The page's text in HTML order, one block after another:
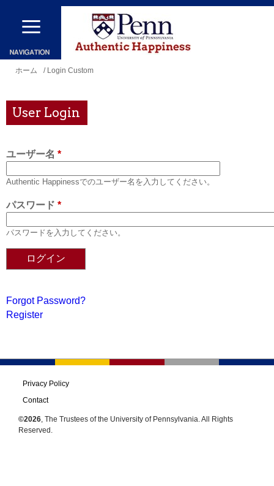
メ
ン
コ
ン
に
移
現
地
ホーム / Login Custom
User Login
ユーザー名 *
Authentic Happinessでのユーザー名を入力してください。
パスワード *
パスワードを入力してください。
Forgot Password?
Register
Privacy Policy
Contact
©2026, The Trustees of the University of Pennsylvania. All Rights
Reserved.